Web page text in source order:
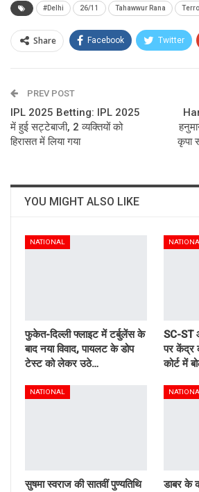
#Delhi 26/11 Tahawwur Rana
Share Facebook Twitter
Email
PREV POST
IPL 2025 Betting: IPL 2025
में हुई सट्टेबाजी, 2 व्यक्तियों को
हिरासत में लिया गया
कृपा
YOU MIGHT ALSO LIKE
NATIONAL
फुकेत-दिल्ली फ्लाइट में टर्बुलेंस के
बाद नया विवाद, पायलट के डोप
टेस्ट को लेकर उठे…
SC-ST
पर केंद्र
कोर्ट में
NATIONAL
सुषमा स्वराज की सातवीं पुण्यतिथि
डाबर के